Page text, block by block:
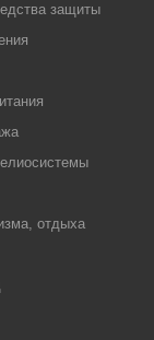
защиты
отдыха